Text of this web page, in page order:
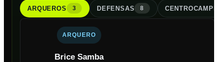
ARQUEROS 3 DEFENSAS 8
ARQUERO
Brice Samba